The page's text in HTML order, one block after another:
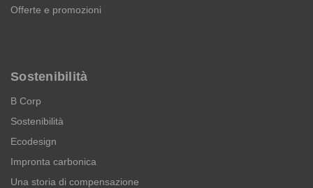
Offerte e promozioni
Sostenibilità
B Corp
Sostenibilità
Ecodesign
Impronta carbonica
Una storia di compensazione